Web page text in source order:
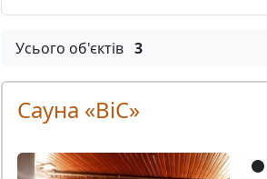
Усього об'єктів 3
Сауна «ВіС»